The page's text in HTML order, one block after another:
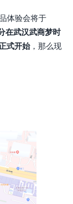
体验会将于
在武汉武商梦时
式开始，那么现